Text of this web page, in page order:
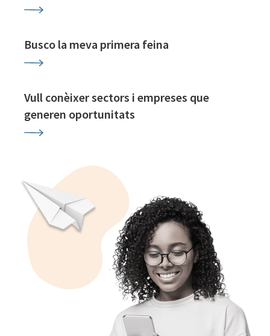
Busco la meva primera feina
Vull conèixer sectors i empreses que
generen oportunitats